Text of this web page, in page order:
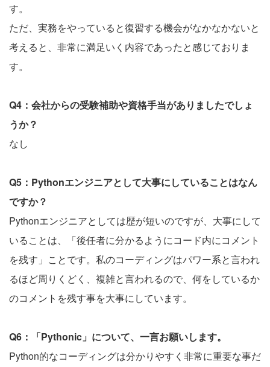
す。
ただ、実務をやっていると復習する機会がなかなかないと
考えると、非常に満足いく内容であったと感じておりま
す。
Q4：会社からの受験補助や資格手当がありましたでしょ
うか？
なし
Q5：Pythonエンジニアとして大事にしていることはなん
ですか？
Pythonエンジニアとしては歴が短いのですが、大事にして
いることは、「後任者に分かるようにコード内にコメント
を残す」ことです。私のコーディングはパワー系と言われ
るほど周りくどく、複雑と言われるので、何をしているか
のコメントを残す事を大事にしています。
Q6：「Pythonic」について、一言お願いします。
Python的なコーディングは分かりやすく非常に重要な事だ